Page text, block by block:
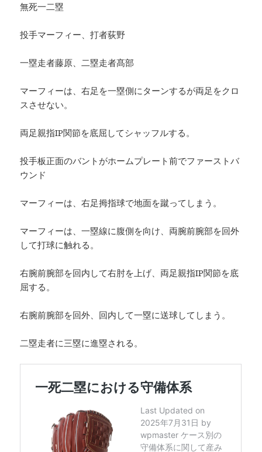
無死一二塁
投手マーフィー、打者荻野
一塁走者藤原、二塁走者髙部
マーフィーは、右足を一塁側にターンするが両足をクロ
スさせない。
両足親指IP関節を底屈してシャッフルする。
投手板正面のバントがホームプレート前でファーストバ
ウンド
マーフィーは、右足拇指球で地面を蹴ってしまう。
マーフィーは、一塁線に腹側を向け、両腕前腕部を回外
して打球に触れる。
右腕前腕部を回内して右肘を上げ、両足親指IP関節を底
屈する。
右腕前腕部を回外、回内して一塁に送球してしまう。
二塁走者に三塁に進塁される。